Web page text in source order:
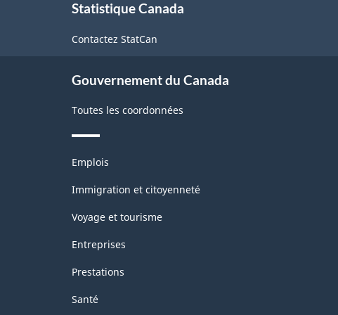
Statistique Canada
Contactez StatCan
Gouvernement du Canada
Toutes les coordonnées
Thèmes
sujets
Emplois
Immigration et citoyenneté
Voyage et tourisme
Entreprises
Prestations
Santé